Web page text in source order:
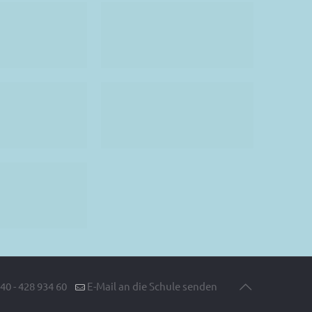
- 428 934 60 E-Mail an die Schule senden